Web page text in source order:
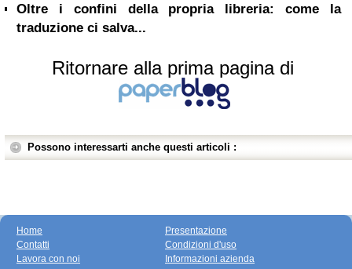
Oltre i confini della propria libreria: come la
traduzione ci salva...
Ritornare alla prima pagina di
Possono interessarti anche questi articoli :
Home
Contatti
Lavora con noi
Presentazione
Condizioni d'uso
Informazioni azienda